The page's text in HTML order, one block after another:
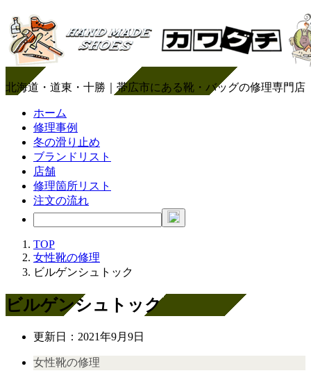
北海道・道東・十勝｜帯広市にある靴・バッグの修理専門店
ホーム
修理事例
冬の滑り止め
ブランドリスト
店舗
修理箇所リスト
注文の流れ
TOP
女性靴の修理
ビルゲンシュトック
ビルゲンシュトック
更新日： 2021年9月9日
女性靴の修理